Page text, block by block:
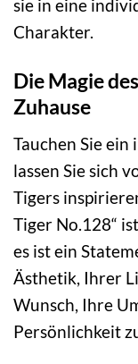
sie in eine
Charakter.
Die Magie
Zuhause
Tauchen Sie
lassen Sie sich
Tigers
Tiger No.128“
es ist ein
Ästhetik, Ihrer
Wunsch, Ihre
Persönlichkeit